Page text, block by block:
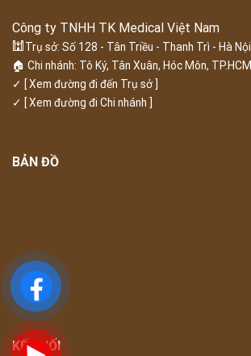
Công ty TNHH TK Medical Việt Nam
🕍 Trụ sở: Số 128 - Tân Triều - Thanh Trì - Hà Nội
🏠 Chi nhánh: Tô Ký, Tân Xuân, Hóc Môn, TP.HCM
✓ [ Xem đường đi đến Trụ sở ]
✓ [ Xem đường đi Chi nhánh ]
BẢN ĐỒ
KẾT NỐI